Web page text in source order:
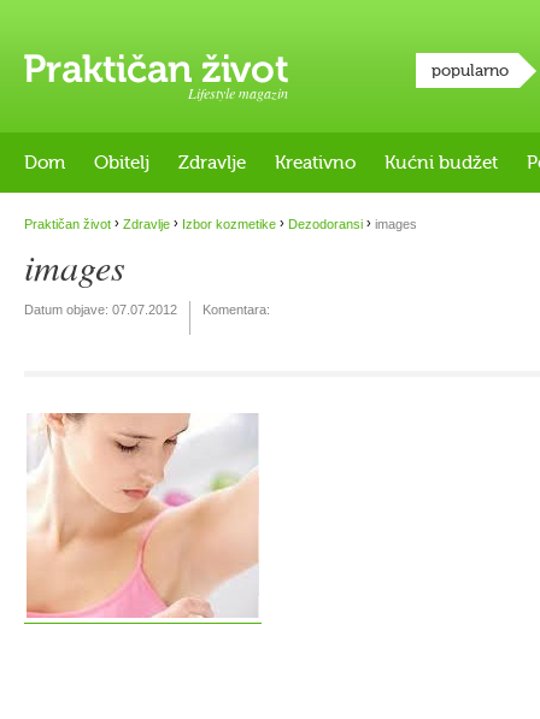
Lifestyle magazin
popularno
Dom Obitelj Zdravlje Kreativno Kućni budžet
Praktičan život › Zdravlje › Izbor kozmetike › Dezodoransi › images
images
Datum objave: 07.07.2012 Komentara: